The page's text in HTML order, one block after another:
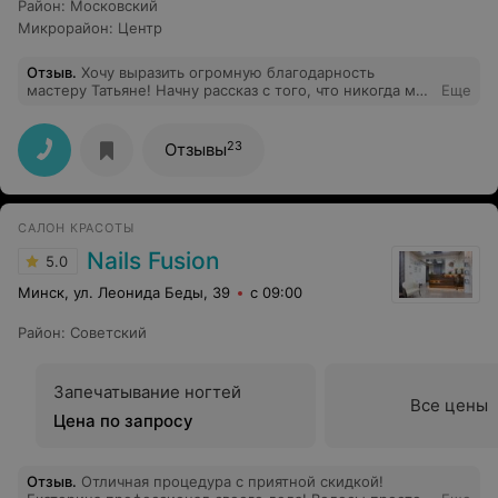
Район: Московский
Микрорайон: Центр
Отзыв. Хочу выразить огромную благодарность
мастеру Татьяне! Начну рассказ с того, что никогда мое
недель, я была в огромном количестве салонах, и все
мастера как один говорили, что возможно у меня
гармоны, непереносимость покрытия и т.д,. Но я
случайно попала в салон Instyle ииии долговременное
без единого скола! Держится 4 недели! Спасииибо вам
мастера в прекрасном уютном месте!
Еще
Отзывы23
САЛОН КРАСОТЫ
5.0 Nails Fusion
Минск, ул. Леонида Беды, 39 с 09:00
Район: Советский
Запечатывание ногтей
Цена по запросу
Все цены
Отзыв. Отличная процедура с приятной скидкой!